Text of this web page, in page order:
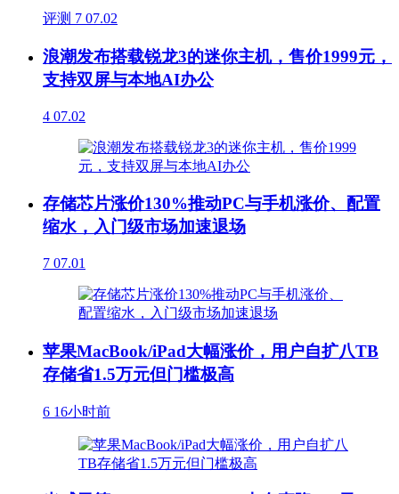
评测 7 07.02
浪潮发布搭载锐龙3的迷你主机，售价1999元，
支持双屏与本地AI办公
4 07.02
存储芯片涨价130%推动PC与手机涨价、配置
缩水，入门级市场加速退场
7 07.01
苹果MacBook/iPad大幅涨价，用户自扩八TB
存储省1.5万元但门槛极高
6 16小时前